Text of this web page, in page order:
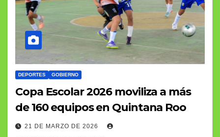
DEPORTES GOBIERNO
Copa Escolar 2026 moviliza a más
de 160 equipos en Quintana Roo
21 DE MARZO DE 2026